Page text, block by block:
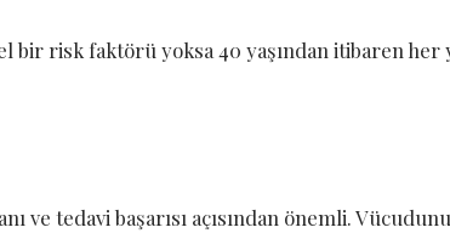
risk faktörü yoksa 40 yaşından itibaren her
tedavi başarısı açısından önemli.